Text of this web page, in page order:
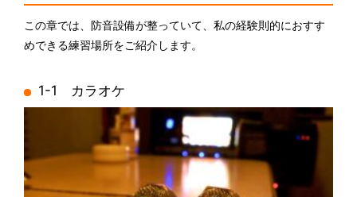
この章では、防音設備が整っていて、私の経験則的におすす
めできる練習場所をご紹介します。
1-1 カラオケ